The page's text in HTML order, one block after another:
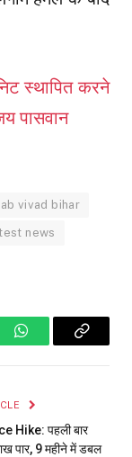
स्थापित करने
पासवान
vivad bihar
news
WhatsAppCopy
Hike: पहली बार
पार, 9 महीने में डबल